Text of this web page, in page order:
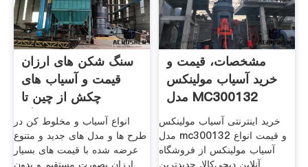
سنگ شکن های ارزان
قیمت و آسیاب های
چکش از چین تا
وایکینگ
انواع آسیاب و مخلوط کن در
طرح ها و مدل های جدید و متنوع
عرضه شده با قیمت های بسیار
ارزان بصورت مستقیم و بدون
مشخصات، قیمت و
خرید آسیاب مولینکس
مدل MC300132
خرید اینترنتی آسیاب مولینکس
مدل mc300132 و قیمت انواع
آسیاب مولینکس از فروشگاه
آنلاین دیجی‌کالا. جدیدترین